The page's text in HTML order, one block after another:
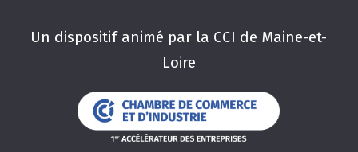
Un dispositif animé par la CCI de Maine-et-
Loire